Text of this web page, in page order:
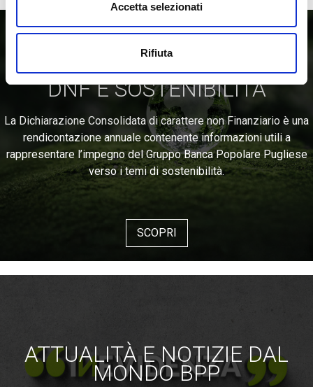
Accetta selezionati
Rifiuta
DNF E SOSTENIBILITÀ
La Dichiarazione Consolidata di carattere non Finanziario è una
rendicontazione annuale contenente informazioni utili a
rappresentare l’impegno del Gruppo Banca Popolare Pugliese
verso i temi di sostenibilità.
SCOPRI
ATTUALITÀ E NOTIZIE DAL
MONDO BPP